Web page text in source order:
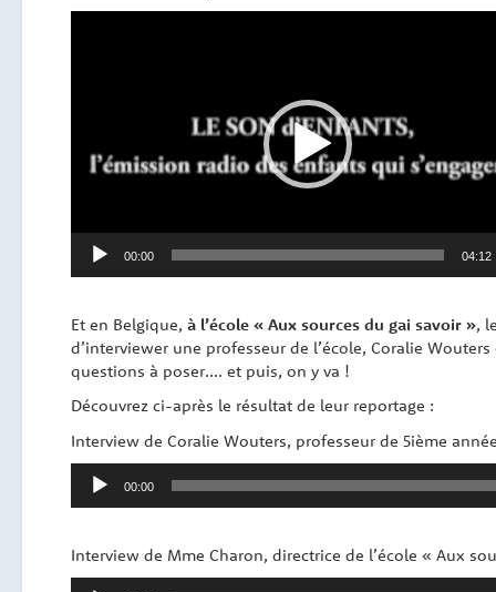
00:00 04:12
Et en Belgique, à l’école « Aux sources du gai savoir »,
d’interviewer une professeur de l’école, Coralie
questions à poser…. et puis, on y va !
Découvrez ci-après le résultat de leur reportage :
Interview de Coralie Wouters, professeur de 5ième
Lecteur
audio
00:00
Interview de Mme Charon, directrice de l’école « Aux